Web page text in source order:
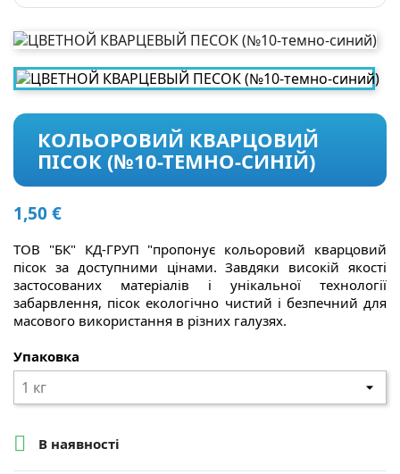
КОЛЬОРОВИЙ КВАРЦОВИЙ
ПІСОК (№10-ТЕМНО-СИНІЙ)
1,50 €
ТОВ "БК" КД-ГРУП "пропонує кольоровий кварцовий
пісок за доступними цінами. Завдяки високій якості
застосованих матеріалів і унікальної технології
забарвлення, пісок екологічно чистий і безпечний для
масового використання в різних галузях.
Упаковка
 В наявності